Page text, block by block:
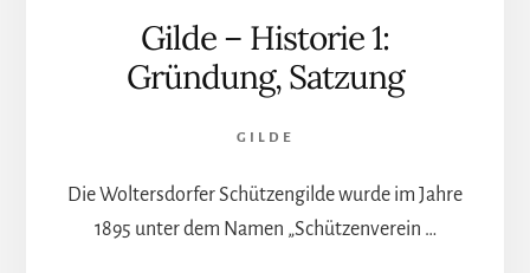
Gilde – Historie 1:
Gründung, Satzung
GILDE
Die Woltersdorfer Schützengilde wurde im Jahre
1895 unter dem Namen „Schützenverein …